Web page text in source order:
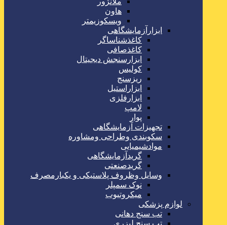
هاون
ویسکوزیمتر
ابزارآزمایشگاهی
کاغذشناساگر
کاغذصافی
ابزارسنجش دیجیتال
کولیس
ریزسنج
ابزاراستیل
ابزارفلزی
لامپ
پوار
تجهیزات آزمایشگاهی
سکوبندی وطراحی ومشاوره
موادشیمیایی
گریدآزمایشگاهی
گریدصنعتی
وسایل وظروف پلاستیکی و یکبارمصرف
نوک سمپلر
میکروتیوب
لوازم پزشکی
تب سنج دهانی
تب سنج لیزری